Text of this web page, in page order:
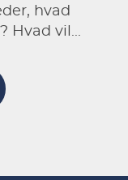
hvad
Hvad vil...